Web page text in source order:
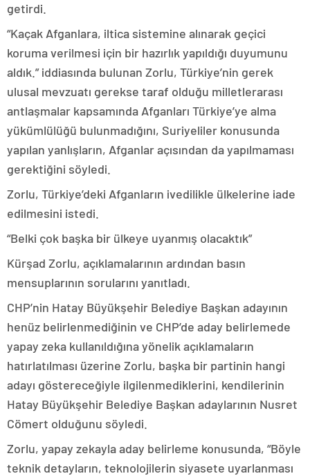
getirdi.
“Kaçak Afganlara, iltica sistemine alınarak geçici
koruma verilmesi için bir hazırlık yapıldığı duyumunu
aldık.” iddiasında bulunan Zorlu, Türkiye’nin gerek
ulusal mevzuatı gerekse taraf olduğu milletlerarası
antlaşmalar kapsamında Afganları Türkiye’ye alma
yükümlülüğü bulunmadığını, Suriyeliler konusunda
yapılan yanlışların, Afganlar açısından da yapılmaması
gerektiğini söyledi.
Zorlu, Türkiye’deki Afganların ivedilikle ülkelerine iade
edilmesini istedi.
“Belki çok başka bir ülkeye uyanmış olacaktık”
Kürşad Zorlu, açıklamalarının ardından basın
mensuplarının sorularını yanıtladı.
CHP’nin Hatay Büyükşehir Belediye Başkan adayının
henüz belirlenmediğinin ve CHP’de aday belirlemede
yapay zeka kullanıldığına yönelik açıklamaların
hatırlatılması üzerine Zorlu, başka bir partinin hangi
adayı göstereceğiyle ilgilenmediklerini, kendilerinin
Hatay Büyükşehir Belediye Başkan adaylarının Nusret
Cömert olduğunu söyledi.
Zorlu, yapay zekayla aday belirleme konusunda, “Böyle
teknik detayların, teknolojilerin siyasete uyarlanması